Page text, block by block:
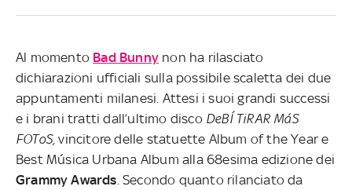
Al momento Bad Bunny non ha rilasciato
dichiarazioni ufficiali sulla possibile scaletta dei due
appuntamenti milanesi. Attesi i suoi grandi successi
e i brani tratti dall’ultimo disco DeBÍ TiRAR MáS
FOToS,vincitore delle statuette Album of the Year e
Best Música Urbana Album alla 68esima edizione dei
Grammy Awards . Secondo quanto rilanciato da